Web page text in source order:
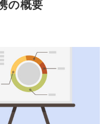
の概要